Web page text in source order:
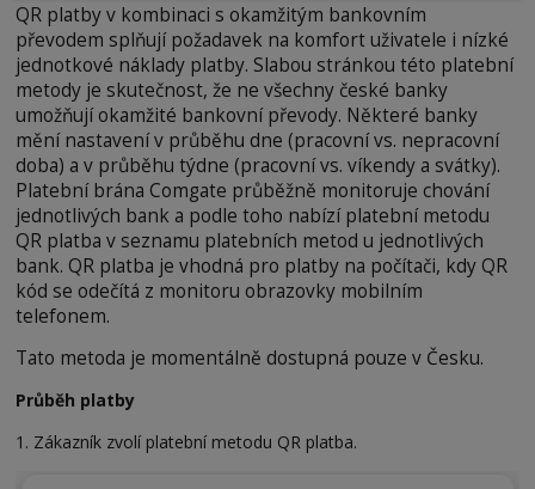
QR platby v kombinaci s okamžitým bankovním
převodem splňují požadavek na komfort uživatele i nízké
jednotkové náklady platby. Slabou stránkou této platební
metody je skutečnost, že ne všechny české banky
umožňují okamžité bankovní převody. Některé banky
mění nastavení v průběhu dne (pracovní vs. nepracovní
doba) a v průběhu týdne (pracovní vs. víkendy a svátky).
Platební brána Comgate průběžně monitoruje chování
jednotlivých bank a podle toho nabízí platební metodu
QR platba v seznamu platebních metod u jednotlivých
bank. QR platba je vhodná pro platby na počítači, kdy QR
kód se odečítá z monitoru obrazovky mobilním
telefonem.
Tato metoda je momentálně dostupná pouze v Česku.
Průběh platby
1. Zákazník zvolí platební metodu QR platba.